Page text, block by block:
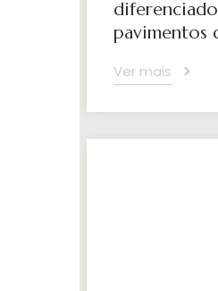
pavimentos
Ver mais